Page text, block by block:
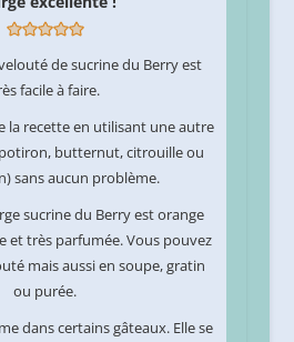
de sucrine du Berry est
facile à faire.
la recette en utilisant une autre
butternut, citrouille ou
sans aucun problème.
sucrine du Berry est orange
et très parfumée. Vous pouvez
mais aussi en soupe, gratin
ou purée.
dans certains gâteaux. Elle se